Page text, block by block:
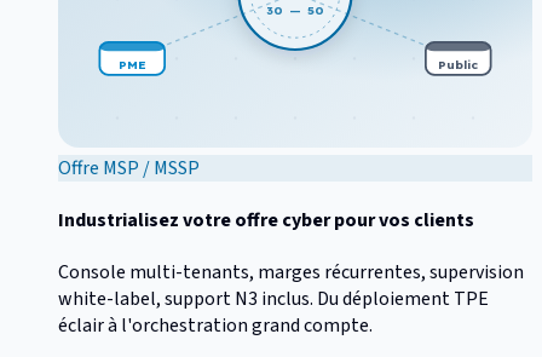
30 — 50
PME Public
Offre MSP / MSSP
Industrialisez votre offre cyber pour vos clients
Console multi-tenants, marges récurrentes, supervision
white-label, support N3 inclus. Du déploiement TPE
éclair à l'orchestration grand compte.